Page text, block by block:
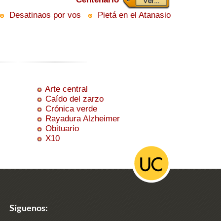
Desatinaos por vos Pietá en el Atanasio
Arte central
Caído del zarzo
Crónica verde
Rayadura Alzheimer
Obituario
X10
Síguenos: